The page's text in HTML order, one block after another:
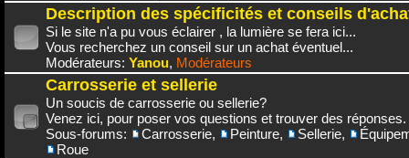
Description des spécificités et conseils
Si le site n'a pu vous éclairer , la lumière se fera ici...
Vous recherchez un conseil sur un achat éventuel...
Modérateurs: Yanou, Modérateurs
Carrosserie et sellerie
Un soucis de carrosserie ou sellerie?
Venez ici, pour poser vos questions et trouver des réponses.
Sous-forums:
Carrosserie, Peinture, Sellerie,
Roue